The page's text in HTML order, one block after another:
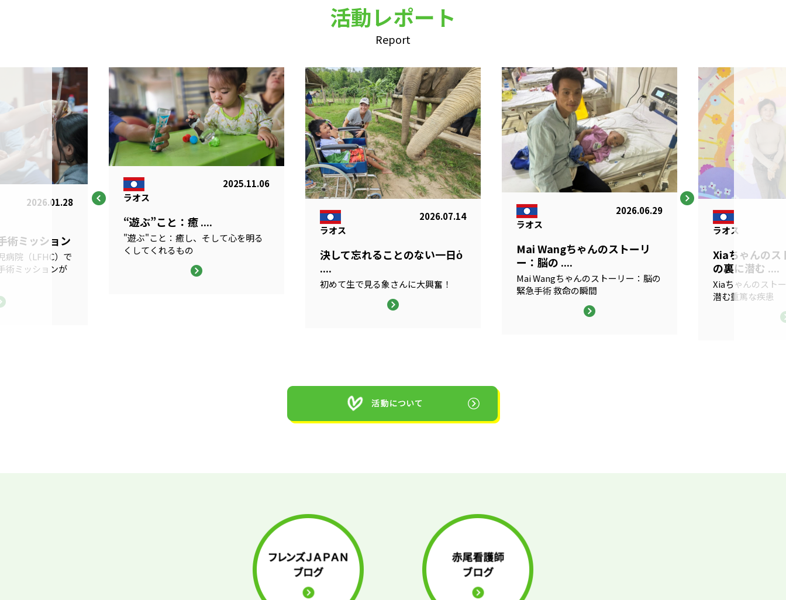
活動レポート
Report
2026.01.28
術ミッション
病院（LFHC）で
術ミッションが
ラオス
2025.11.06
“遊ぶ”こと：癒 ....
"遊ぶ"こと：癒し、そして心を明る
くしてくれるもの
ラオス
2026.07.14
決して忘れることのない一日ὁ
....
初めて生で見る象さんに大興奮！
ラオス
2026.06.29
Mai Wangちゃんのストーリ
ー：脳の ....
Mai Wangちゃんのストーリー：脳の
緊急手術 救命の瞬間
ラオス
Xiaちゃんのス
の裏に潜む ....
Xiaちゃんのスト
潜む重篤な疾患